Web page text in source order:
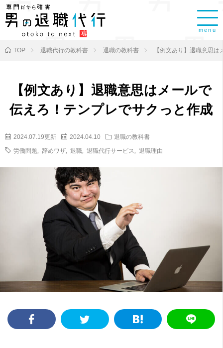
menu
TOP 退職代行の教科書 退職の教科書 【例文あり】退職意思
【例文あり】退職意思はメールで
伝えろ！テンプレでサクっと作成
2024.07.19更新 2024.04.10 退職の教科書
労働問題 辞めワザ 退職 退職代行サービス 退職理由